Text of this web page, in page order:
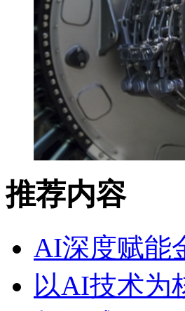
推荐内容
AI深度赋能
以AI技术为